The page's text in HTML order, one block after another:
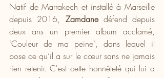
Natif de Marrakech et installé à Marseille
depuis 2016, Zamdane défend depuis
deux ans un premier album acclamé,
"Couleur de ma peine", dans lequel il
pose ce qu’il a sur le cœur sans ne jamais
rien retenir. C'est cette honnêteté qui lui a